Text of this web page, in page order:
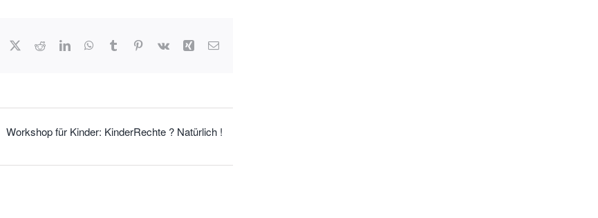
Facebook RedditLinkedInWhatsApp
Tumblr Pinterest
Vk Xing E-
Workshop für Kinder: KinderRechte ? Natürlich !